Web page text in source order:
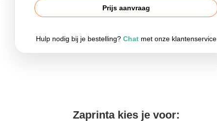
Prijs aanvraag
Hulp nodig bij je bestelling? Chat met onze klantenservice
Zaprinta kies je voor: